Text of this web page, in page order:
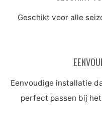
Geschikt voor alle
Eenvoudige installatie
perfect passen bij